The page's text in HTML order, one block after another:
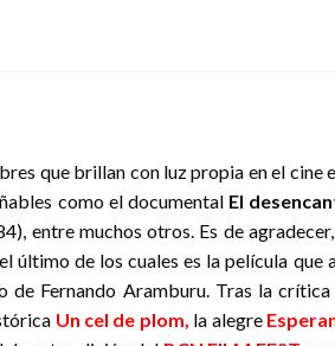
que brillan con luz propia en el cine
como el documental El
entre muchos otros. Es de
último de los cuales es la película que
de Fernando Aramburu. Tras la
Un cel de plom, la alegre